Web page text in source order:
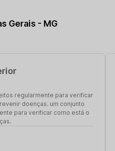
Gerais - MG
regularmente para verificar
doenças. um conjunto
para verificar como está o